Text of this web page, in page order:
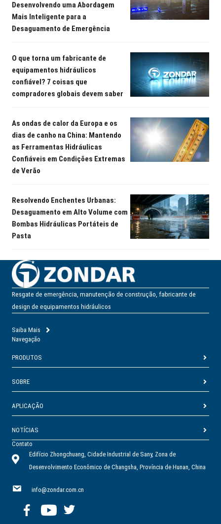
Desenvolvendo uma Abordagem
Mais Inteligente para a
Desaguamento de Emergência
O que torna um fabricante de
equipamentos hidráulicos
confiável? 7 coisas que
compradores globais devem saber
As ondas de calor da Europa e os
dias de canho na China: Mantendo
as Ferramentas Hidráulicas
Confiáveis em Condições Extremas
de Verão
Resolvendo Enchentes Urbanas:
Desaguamento em Alto Volume com
Bombas Hidráulicas Portáteis de
Pasta
Resgate de emergência, manutenção de construção, fabricante de
design de equipamentos hidráulicos
Saiba Mais
Navegação
PRODUTOS
SOBRE
APLICAÇÃO
NOTÍCIAS
Contato
Edifício Zhongchuang, Cidade Industrial de Sany, Zona de
Desenvolvimento Econômico de Changsha, Província de Hunan, China
info@zondar.com.cn